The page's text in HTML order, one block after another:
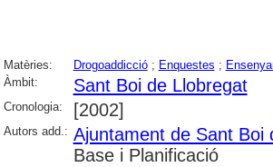
Matèries: Drogoaddicció; Enquestes ;
Àmbit:
Sant Boi de Llobregat
Cronologia: [2002]
Autors add.: Ajuntament de Sant Boi
Base i Planificació